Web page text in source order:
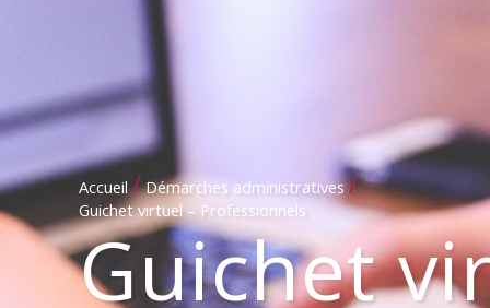
Accueil / Démarches administratives /
Guichet virtuel – Professionnels
Guichet